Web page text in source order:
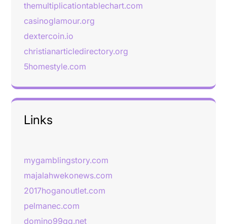
themultiplicationtablechart.com
casinoglamour.org
dextercoin.io
christianarticledirectory.org
5homestyle.com
Links
mygamblingstory.com
majalahwekonews.com
2017hoganoutlet.com
pelmanec.com
domino99qq.net